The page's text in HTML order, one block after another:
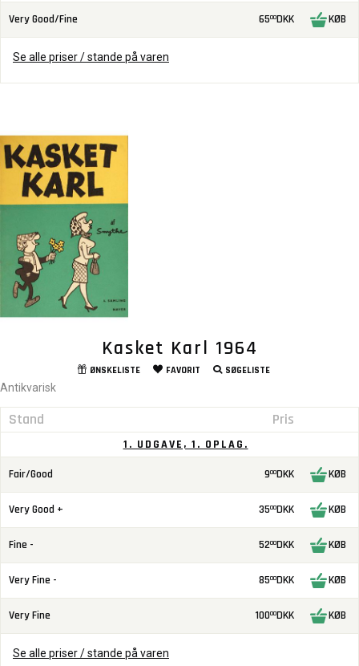
Very Good/Fine 6500DKK KØB
Se alle priser / stande på varen
Kasket Karl 1964
ØNSKELISTE FAVORIT SØGELISTE
Antikvarisk
Stand Pris
1. UDGAVE, 1. OPLAG.
Fair/Good 900DKK KØB
Very Good + 3500DKK KØB
Fine - 5200DKK KØB
Very Fine - 8500DKK KØB
Very Fine 10000DKK KØB
Se alle priser / stande på varen